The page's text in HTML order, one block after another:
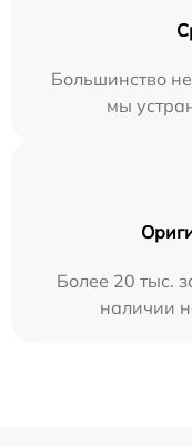
Большинство
мы
Более 20 тыс.
наличии